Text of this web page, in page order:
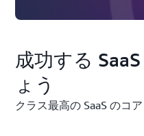
成功する
ょう
クラス最高の SaaS のコ